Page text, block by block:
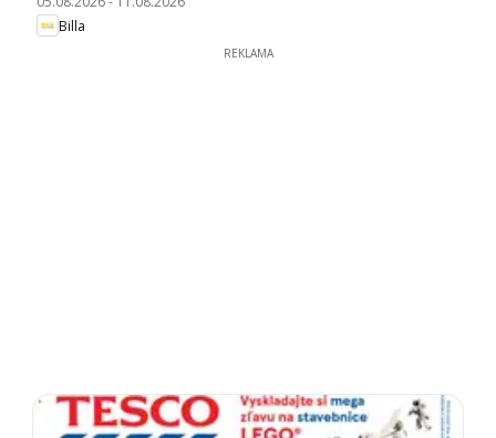
Billa
REKLAMA